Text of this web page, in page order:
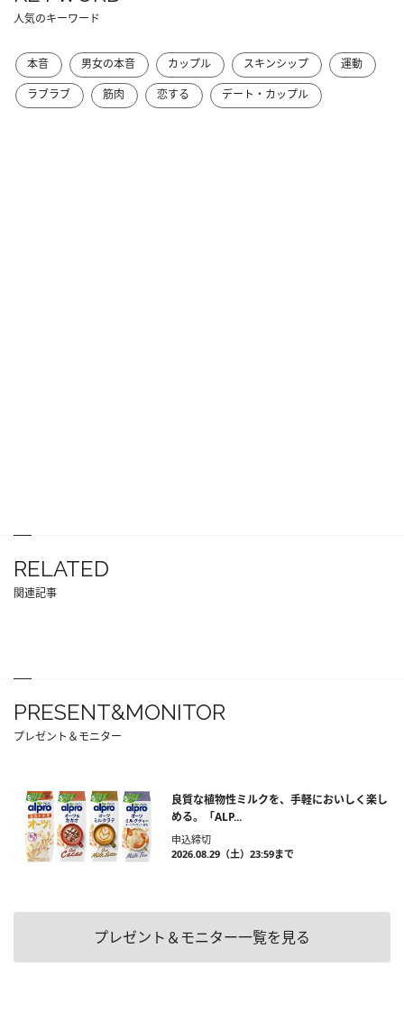
人気のキーワード
本音 男女の本音 カップル スキンシップ
運動
ラブラブ
筋肉 恋する デート・カップル
RELATED
関連記事
PRESENT&MONITOR
プレゼント＆モニター
良質な植物性ミルクを、手軽においしく楽し
める。「ALP...
申込締切
2026.08.29（土）23:59まで
プレゼント＆モニター一覧を見る